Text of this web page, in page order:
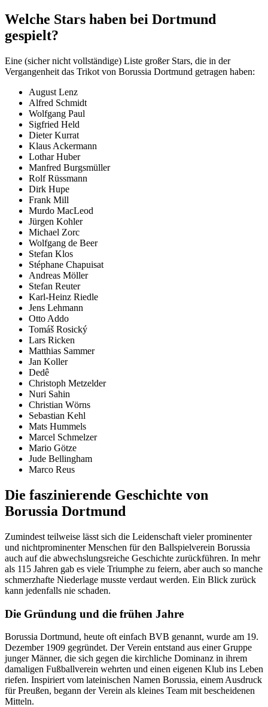
Welche Stars haben bei Dortmund
gespielt?
Eine (sicher nicht vollständige) Liste großer Stars, die in der
Vergangenheit das Trikot von Borussia Dortmund getragen haben:
August Lenz
Alfred Schmidt
Wolfgang Paul
Sigfried Held
Dieter Kurrat
Klaus Ackermann
Lothar Huber
Manfred Burgsmüller
Rolf Rüssmann
Dirk Hupe
Frank Mill
Murdo MacLeod
Jürgen Kohler
Michael Zorc
Wolfgang de Beer
Stefan Klos
Stéphane Chapuisat
Andreas Möller
Stefan Reuter
Karl-Heinz Riedle
Jens Lehmann
Otto Addo
Tomáš Rosický
Lars Ricken
Matthias Sammer
Jan Koller
Dedê
Christoph Metzelder
Nuri Sahin
Christian Wörns
Sebastian Kehl
Mats Hummels
Marcel Schmelzer
Mario Götze
Jude Bellingham
Marco Reus
Die faszinierende Geschichte von
Borussia Dortmund
Zumindest teilweise lässt sich die Leidenschaft vieler prominenter
und nichtprominenter Menschen für den Ballspielverein Borussia
auch auf die abwechslungsreiche Geschichte zurückführen. In mehr
als 115 Jahren gab es viele Triumphe zu feiern, aber auch so manche
schmerzhafte Niederlage musste verdaut werden. Ein Blick zurück
kann jedenfalls nie schaden.
Die Gründung und die frühen Jahre
Borussia Dortmund, heute oft einfach BVB genannt, wurde am 19.
Dezember 1909 gegründet. Der Verein entstand aus einer Gruppe
junger Männer, die sich gegen die kirchliche Dominanz in ihrem
damaligen Fußballverein wehrten und einen eigenen Klub ins Leben
riefen. Inspiriert vom lateinischen Namen Borussia, einem Ausdruck
für Preußen, begann der Verein als kleines Team mit bescheidenen
Mitteln.